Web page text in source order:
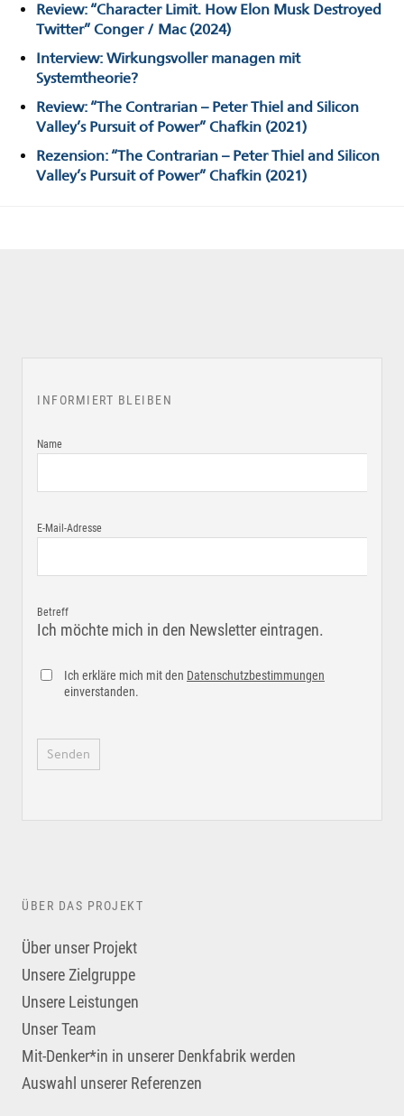
Review: “Character Limit. How Elon Musk Destroyed
Twitter” Conger / Mac (2024)
Interview: Wirkungsvoller managen mit
Systemtheorie?
Review: “The Contrarian – Peter Thiel and Silicon
Valley’s Pursuit of Power” Chafkin (2021)
Rezension: “The Contrarian – Peter Thiel and Silicon
Valley’s Pursuit of Power” Chafkin (2021)
INFORMIERT BLEIBEN
Name
E-Mail-Adresse
Betreff
Ich möchte mich in den Newsletter eintragen.
Ich erkläre mich mit den Datenschutzbestimmungen
einverstanden.
ÜBER DAS PROJEKT
Über unser Projekt
Unsere Zielgruppe
Unsere Leistungen
Unser Team
Mit-Denker*in in unserer Denkfabrik werden
Auswahl unserer Referenzen